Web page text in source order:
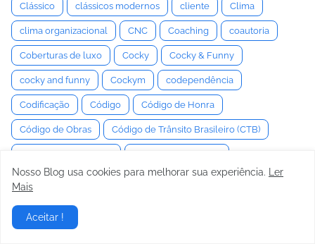
Clássico clássicos modernos cliente Clima
clima organizacional CNC Coaching coautoria
Coberturas de luxo Cocky Cocky & Funny
cocky and funny Cockym codependência
Codificação Código Código de Honra
Código de Obras Código de Trânsito Brasileiro (CTB)
Coeficiente de Rigidez Coerência
Coerência Comportamental
Coesão de Grupo
Nosso Blog usa cookies para melhorar sua experiência.
Ler
Mais
Aceitar !